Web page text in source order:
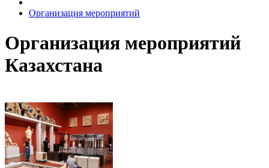
Организация мероприятий
Организация мероприятий
Казахстана